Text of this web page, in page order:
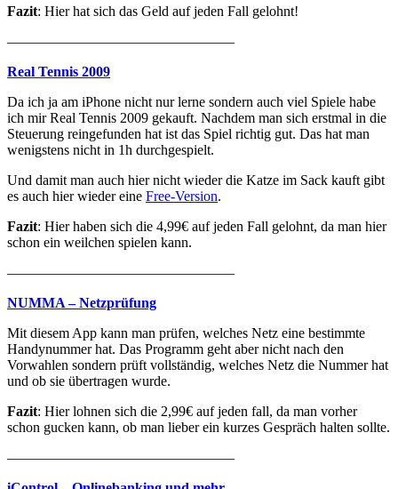
Fazit: Hier hat sich das Geld auf jeden Fall gelohnt!
————————————————
Real Tennis 2009
Da ich ja am iPhone nicht nur lerne sondern auch viel Spiele habe
ich mir Real Tennis 2009 gekauft. Nachdem man sich erstmal in die
Steuerung reingefunden hat ist das Spiel richtig gut. Das hat man
wenigstens nicht in 1h durchgespielt.
Und damit man auch hier nicht wieder die Katze im Sack kauft gibt
es auch hier wieder eine Free-Version.
Fazit: Hier haben sich die 4,99€ auf jeden Fall gelohnt, da man hier
schon ein weilchen spielen kann.
————————————————
NUMMA – Netzprüfung
Mit diesem App kann man prüfen, welches Netz eine bestimmte
Handynummer hat. Das Programm geht aber nicht nach den
Vorwahlen sondern prüft vollständig, welches Netz die Nummer hat
und ob sie übertragen wurde.
Fazit: Hier lohnen sich die 2,99€ auf jeden fall, da man vorher
schon gucken kann, ob man lieber ein kurzes Gespräch halten sollte.
————————————————